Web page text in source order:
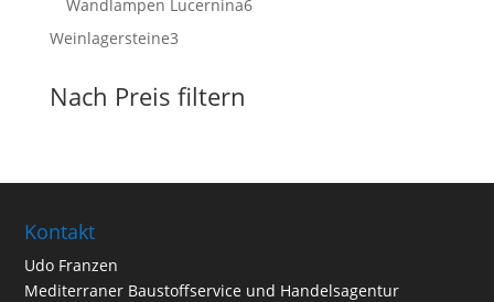
Wandlampen Lucernina6
Weinlagersteine33
Nach Preis filtern
Kontakt
Udo Franzen
Mediterraner Baustoffservice und Handelsagentur